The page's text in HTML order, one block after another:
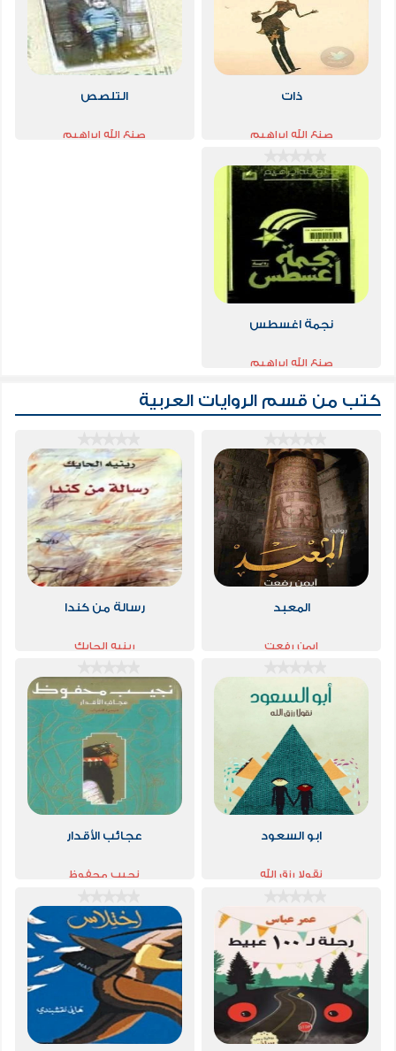
ذات
صنع الله ابراهيم
التلصص
صنع الله ابراهيم
نجمة اغسطس
صنع الله ابراهيم
كتب من قسم الروايات العربية
المعبد
ايمن رفعت
رسالة من كندا
رينيه الحايك
ابو السعود
نقولا رزق الله
عجائب الأقدار
نجيب محفوظ